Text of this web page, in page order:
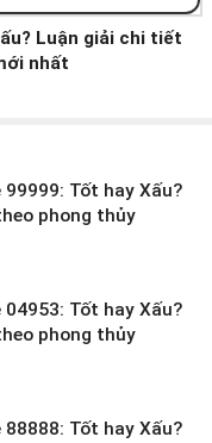
Luận giải chi tiết
nhất
Tốt hay Xấu?
phong thủy
Tốt hay Xấu?
phong thủy
Tốt hay Xấu?